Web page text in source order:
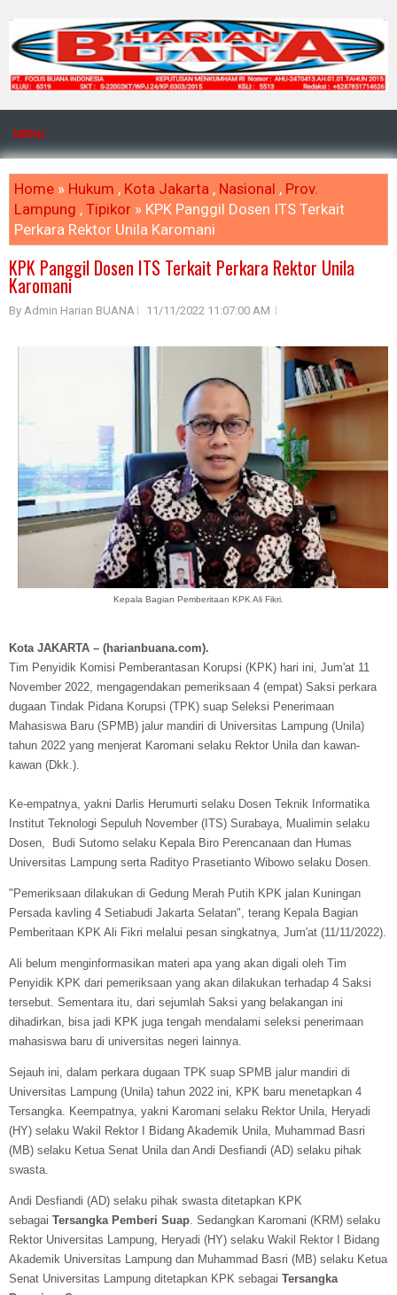
MENU
Home » Hukum , Kota Jakarta , Nasional , Prov.
Lampung , Tipikor » KPK Panggil Dosen ITS Terkait
Perkara Rektor Unila Karomani
KPK Panggil Dosen ITS Terkait Perkara Rektor Unila
Karomani
By Admin Harian BUANA 11/11/2022 11:07:00 AM
Kepala Bagian Pemberitaan KPK Ali Fikri.
Kota JAKARTA – (harianbuana.com).
Tim Penyidik Komisi Pemberantasan Korupsi (KPK) hari ini, Jum'at 11
November 2022, mengagendakan pemeriksaan 4 (empat) Saksi perkara
dugaan Tindak Pidana Korupsi (TPK) suap Seleksi Penerimaan
Mahasiswa Baru (SPMB) jalur mandiri di Universitas Lampung (Unila)
tahun 2022 yang menjerat Karomani selaku Rektor Unila dan kawan-
kawan (Dkk.).
Ke-empatnya, yakni Darlis Herumurti selaku Dosen Teknik Informatika
Institut Teknologi Sepuluh November (ITS) Surabaya, Mualimin selaku
Dosen, Budi Sutomo selaku Kepala Biro Perencanaan dan Humas
Universitas Lampung serta Radityo Prasetianto Wibowo selaku Dosen.
"Pemeriksaan dilakukan di Gedung Merah Putih KPK jalan Kuningan
Persada kavling 4 Setiabudi Jakarta Selatan", terang Kepala Bagian
Pemberitaan KPK Ali Fikri melalui pesan singkatnya, Jum'at (11/11/2022).
Ali belum menginformasikan materi apa yang akan digali oleh Tim
Penyidik KPK dari pemeriksaan yang akan dilakukan terhadap 4 Saksi
tersebut. Sementara itu, dari sejumlah Saksi yang belakangan ini
dihadirkan, bisa jadi KPK juga tengah mendalami seleksi penerimaan
mahasiswa baru di universitas negeri lainnya.
Sejauh ini, dalam perkara dugaan TPK suap SPMB jalur mandiri di
Universitas Lampung (Unila) tahun 2022 ini, KPK baru menetapkan 4
Tersangka. Keempatnya, yakni Karomani selaku Rektor Unila, Heryadi
(HY) selaku Wakil Rektor I Bidang Akademik Unila, Muhammad Basri
(MB) selaku Ketua Senat Unila dan Andi Desfiandi (AD) selaku pihak
swasta.
Andi Desfiandi (AD) selaku pihak swasta ditetapkan KPK
sebagai Tersangka Pemberi Suap. Sedangkan Karomani (KRM) selaku
Rektor Universitas Lampung, Heryadi (HY) selaku Wakil Rektor I Bidang
Akademik Universitas Lampung dan Muhammad Basri (MB) selaku Ketua
Senat Universitas Lampung ditetapkan KPK sebagai Tersangka